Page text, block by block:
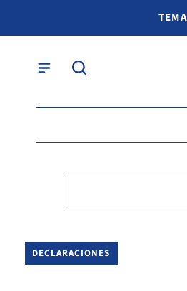
DECLARACIONES